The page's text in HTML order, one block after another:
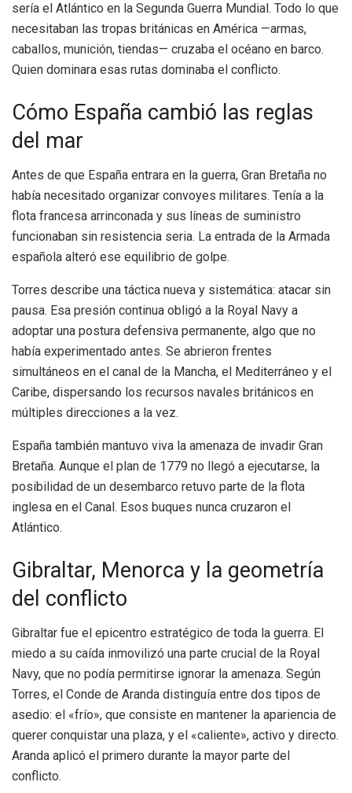
sería el Atlántico en la Segunda Guerra Mundial. Todo lo que
necesitaban las tropas británicas en América —armas,
caballos, munición, tiendas— cruzaba el océano en barco.
Quien dominara esas rutas dominaba el conflicto.
Cómo España cambió las reglas
del mar
Antes de que España entrara en la guerra, Gran Bretaña no
había necesitado organizar convoyes militares. Tenía a la
flota francesa arrinconada y sus líneas de suministro
funcionaban sin resistencia seria. La entrada de la Armada
española alteró ese equilibrio de golpe.
Torres describe una táctica nueva y sistemática: atacar sin
pausa. Esa presión continua obligó a la Royal Navy a
adoptar una postura defensiva permanente, algo que no
había experimentado antes. Se abrieron frentes
simultáneos en el canal de la Mancha, el Mediterráneo y el
Caribe, dispersando los recursos navales británicos en
múltiples direcciones a la vez.
España también mantuvo viva la amenaza de invadir Gran
Bretaña. Aunque el plan de 1779 no llegó a ejecutarse, la
posibilidad de un desembarco retuvo parte de la flota
inglesa en el Canal. Esos buques nunca cruzaron el
Atlántico.
Gibraltar, Menorca y la geometría
del conflicto
Gibraltar fue el epicentro estratégico de toda la guerra. El
miedo a su caída inmovilizó una parte crucial de la Royal
Navy, que no podía permitirse ignorar la amenaza. Según
Torres, el Conde de Aranda distinguía entre dos tipos de
asedio: el «frío», que consiste en mantener la apariencia de
querer conquistar una plaza, y el «caliente», activo y directo.
Aranda aplicó el primero durante la mayor parte del
conflicto.